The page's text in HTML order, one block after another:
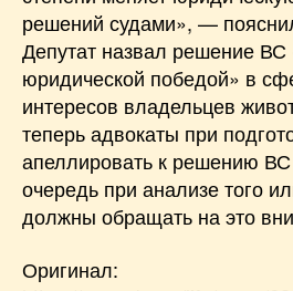
решений судами», —
Депутат назвал решение
юридической победой» в
интересов владельцев
теперь адвокаты при
апеллировать к решению
очередь при анализе того
должны обращать на это
Оригинал: